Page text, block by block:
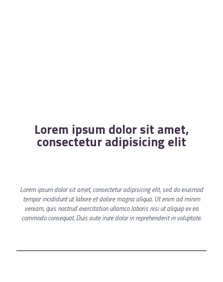
Lorem ipsum dolor sit amet,
consectetur adipisicing elit
Lorem ipsum dolor sit amet, consectetur adipisicing elit, sed do eiusmod
tempor incididunt ut labore et dolore magna aliqua. Ut enim ad minim
veniam, quis nostrud exercitation ullamco laboris nisi ut aliquip ex ea
commodo consequat. Duis aute irure dolor in reprehenderit in voluptate.